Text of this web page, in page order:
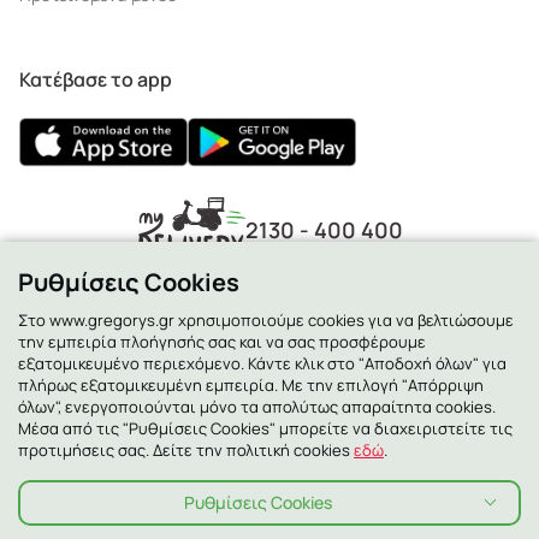
Κατέβασε το app
2130 - 400 400
Πολιτική Απορρήτου Πολιτική Cookies Όροι χρήσης
Ρυθμίσεις Cookies
Στο www.gregorys.gr χρησιμοποιούμε cookies για να βελτιώσουμε
την εμπειρία πλοήγησής σας και να σας προσφέρουμε
εξατομικευμένο περιεχόμενο. Κάντε κλικ στο "Αποδοχή όλων" για
πλήρως εξατομικευμένη εμπειρία. Με την επιλογή "Απόρριψη
όλων", ενεργοποιούνται μόνο τα απολύτως απαραίτητα cookies.
Μέσα από τις "Ρυθμίσεις Cookies" μπορείτε να διαχειριστείτε τις
προτιμήσεις σας. Δείτε την πολιτική cookiesεδώ.
Ρυθμίσεις Cookies